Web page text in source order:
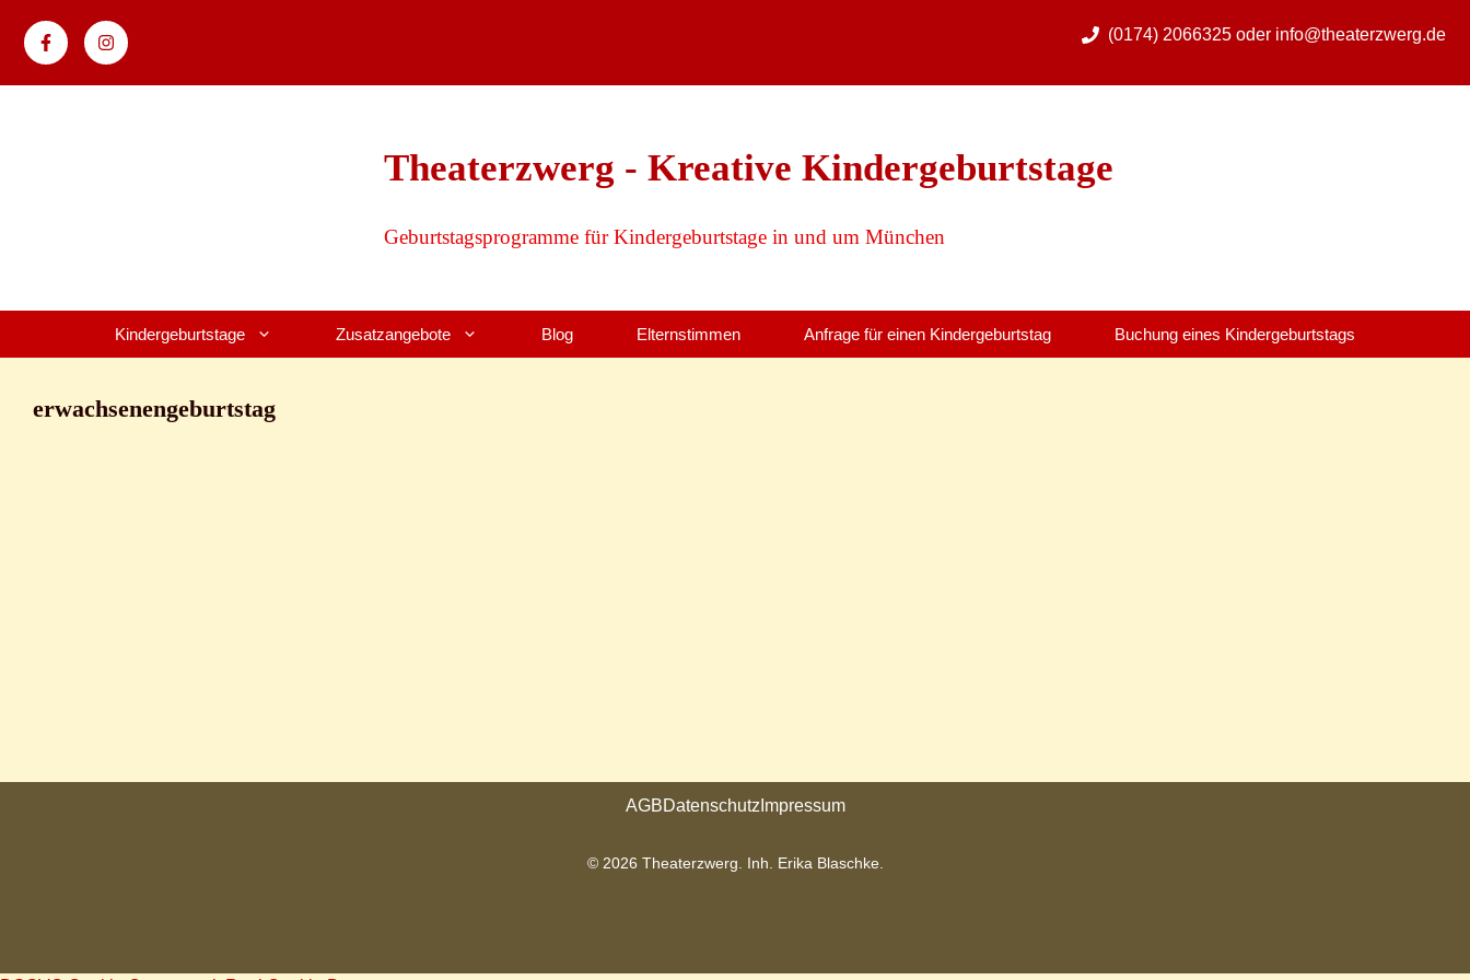
Inhalt
springen
(0174) 2066325 oder info@theaterzwerg.de
Theaterzwerg - Kreative Kindergeburtstage
Geburtstagsprogramme für Kindergeburtstage in und um München
Kindergeburtstage Zusatzangebote Blog Elternstimmen Anfrage für einen Kindergeburtstag Buchung eines Kindergeburtstags
erwachsenengeburtstag
AGBDatenschutz Impressum
© 2026 Theaterzwerg. Inh. Erika Blaschke.